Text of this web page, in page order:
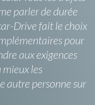
parler de durée
Drive fait le choix
pour
aux exigences
les
autre personne sur